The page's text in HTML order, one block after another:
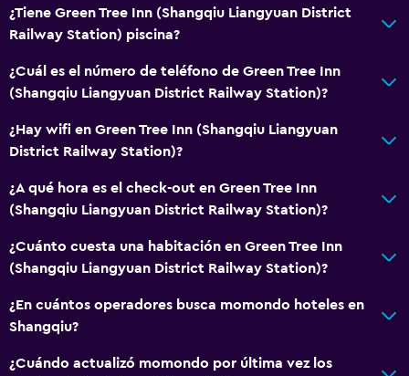
¿Tiene Green Tree Inn (Shangqiu Liangyuan District
Railway Station) piscina?
¿Cuál es el número de teléfono de Green Tree Inn
(Shangqiu Liangyuan District Railway Station)?
¿Hay wifi en Green Tree Inn (Shangqiu Liangyuan
District Railway Station)?
¿A qué hora es el check-out en Green Tree Inn
(Shangqiu Liangyuan District Railway Station)?
¿Cuánto cuesta una habitación en Green Tree Inn
(Shangqiu Liangyuan District Railway Station)?
¿En cuántos operadores busca momondo hoteles en
Shangqiu?
¿Cuándo actualizó momondo por última vez los